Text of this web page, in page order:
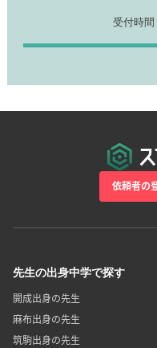
受付時
依頼者の
先生の出身中学で探す
開成出身の先生
麻布出身の先生
筑駒出身の先生